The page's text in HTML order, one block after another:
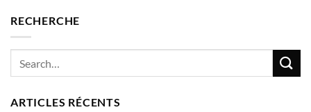
RECHERCHE
ARTICLES RÉCENTS